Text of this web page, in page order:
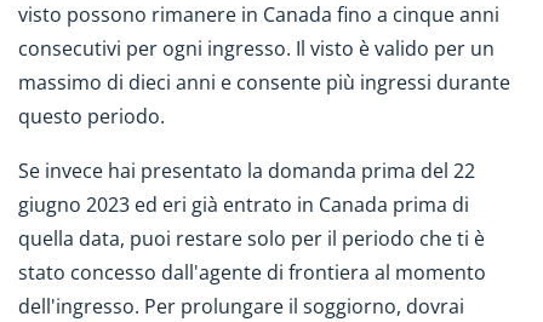
visto possono rimanere in Canada fino a cinque anni
consecutivi per ogni ingresso. Il visto è valido per un
massimo di dieci anni e consente più ingressi durante
questo periodo.
Se invece hai presentato la domanda prima del 22
giugno 2023 ed eri già entrato in Canada prima di
quella data, puoi restare solo per il periodo che ti è
stato concesso dall'agente di frontiera al momento
dell'ingresso. Per prolungare il soggiorno, dovrai